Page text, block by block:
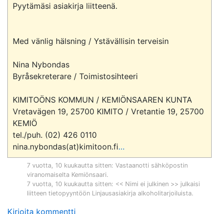
Pyytämäsi asiakirja liitteenä.
Med vänlig hälsning / Ystävällisin terveisin
Nina Nybondas
Byråsekreterare / Toimistosihteeri
KIMITOÖNS KOMMUN / KEMIÖNSAAREN KUNTA
Vretavägen 19, 25700 KIMITO / Vretantie 19, 25700
KEMIÖ
tel./puh. (02) 426 0110
nina.nybondas(at)kimitoon.fi…
7 vuotta, 10 kuukautta sitten: Vastaanotti sähköpostin
viranomaiselta Kemiönsaari.
7 vuotta, 10 kuukautta sitten: << Nimi ei julkinen >> julkaisi
liitteen tietopyyntöön Linjausasiakirja alkoholitarjoiluista.
Kirjoita kommentti